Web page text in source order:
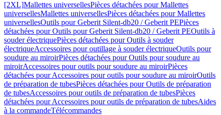
[2XL]Mallettes universellesPièces détachées pour Mallettes
universellesMallettes universellesPièces détachées pour Mallettes
universellesOutils pour Geberit Silent-db20 / Geberit PEPièces
détachées pour Outils pour Geberit Silent-db20 / Geberit PEOutils à
souder électriquePièces détachées pour Outils à souder
électriqueAccessoires pour outillage à souder électriqueOutils pour
soudure au miroirPièces détachées pour Outils pour soudure au
miroirAccessoires pour outils pour soudure au miroirPièces
détachées pour Accessoires pour outils pour soudure au miroirOutils
de préparation de tubesPièces détachées pour Outils de préparation
de tubesAccessoires pour outils de préparation de tubesPièces
détachées pour Accessoires pour outils de préparation de tubesAides
à la commandeTélécommandes